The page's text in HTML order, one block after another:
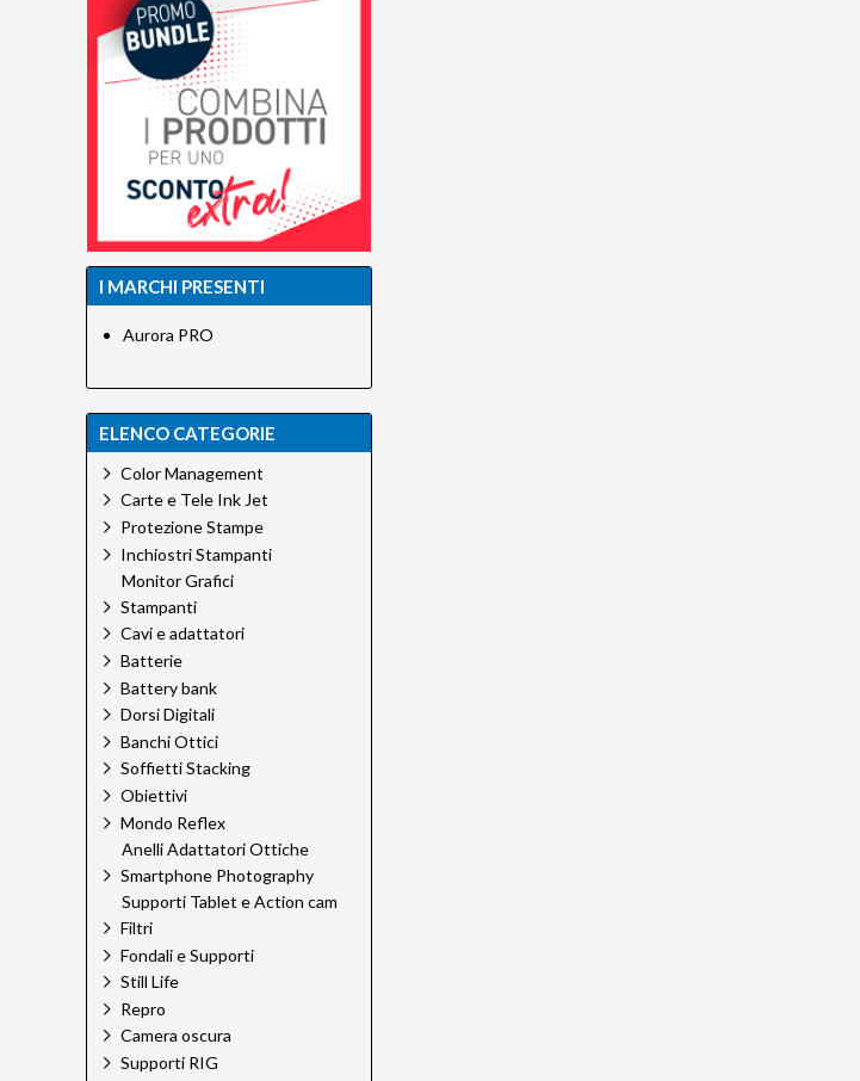
I MARCHI PRESENTI
Aurora PRO
ELENCO CATEGORIE
Color Management
Carte e Tele Ink Jet
Protezione Stampe
Inchiostri Stampanti
Monitor Grafici
Stampanti
Cavi e adattatori
Batterie
Battery bank
Dorsi Digitali
Banchi Ottici
Soffietti Stacking
Obiettivi
Mondo Reflex
Anelli Adattatori Ottiche
Smartphone Photography
Supporti Tablet e Action cam
Filtri
Fondali e Supporti
Still Life
Repro
Camera oscura
Supporti RIG